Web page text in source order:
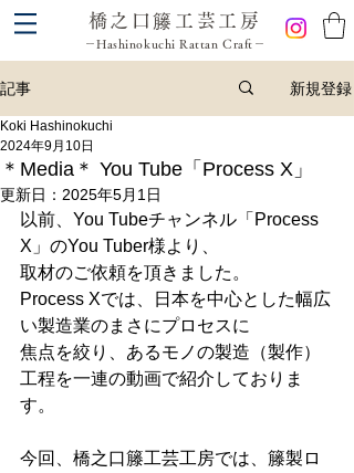
橋之口籐工芸工房
－Hashinokuchi Rattan Craft－
記事 新規登録
＊Media＊ You Tube「Process X」
Koki Hashinokuchi
2024年9月10日
更新日： 2025年5月1日
以前、You Tubeチャンネル「Process
X」のYou Tuber様より、
取材のご依頼を頂きました。
Process Xでは、日本を中心とした幅広
い製造業のまさにプロセスに
焦点を絞り、あるモノの製造（製作）
工程を一連の動画で紹介しておりま
す。
今回、橋之口籐工芸工房では、籐製ロ